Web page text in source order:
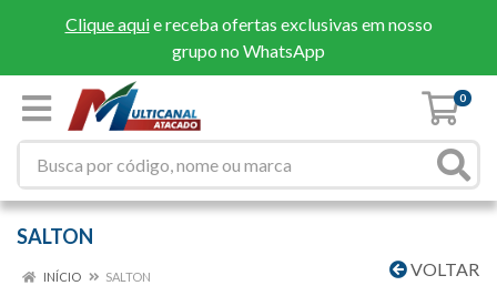
Clique aquie receba ofertas exclusivas em nosso
grupo no WhatsApp
0
SALTON
VOLTAR
INÍCIO SALTON